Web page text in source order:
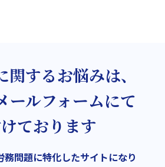
するお悩みは、
ールフォームにて
ております
問題に特化したサイトになり